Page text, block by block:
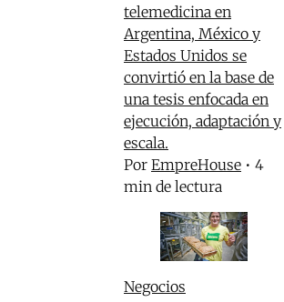
telemedicina en
Argentina, México y
Estados Unidos se
convirtió en la base de
una tesis enfocada en
ejecución, adaptación y
escala.
Por EmpreHouse • 4
min de lectura
Negocios